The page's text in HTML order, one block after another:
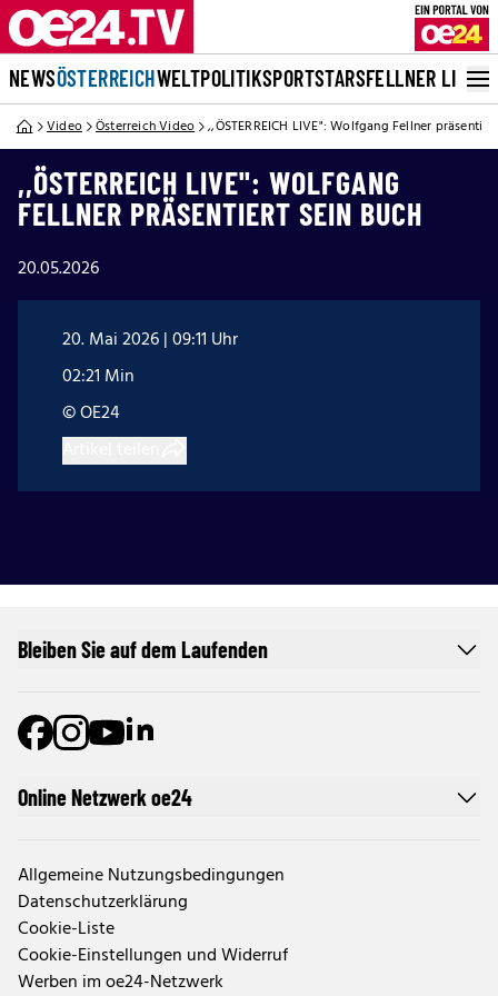
NEWSÖSTERREICHWELTPOLITIKSPORTSTARSFELLNER LIVE
Video Österreich Video ,,ÖSTERREICH LIVE": Wolfgang Fellner
,,ÖSTERREICH LIVE": WOLFGANG
FELLNER PRÄSENTIERT SEIN BUCH
20.05.2026
20. Mai 2026 | 09:11 Uhr
02:21 Min
© OE24
Online Netzwerk oe24
Allgemeine Nutzungsbedingungen
Datenschutzerklärung
Cookie-Liste
Cookie-Einstellungen und Widerruf
Werben im oe24-Netzwerk
Bleiben Sie auf dem Laufenden